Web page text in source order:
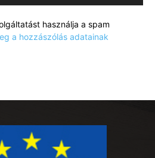
használja a spam
a hozzászólás adatainak